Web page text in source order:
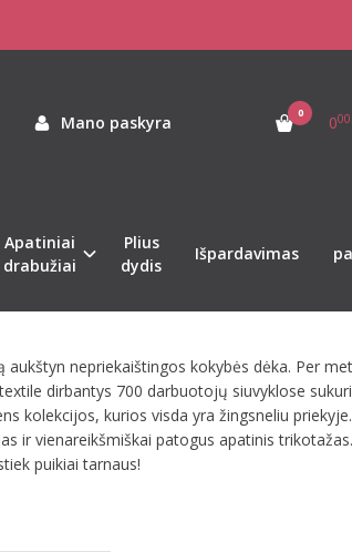
Mano paskyra 0 000
Apatiniai
drabužiai
Plius
dydis
Išpardavimas
nepriekaištingos kokybės dėka. Per
dirbantys 700 darbuotojų siuvyklose
kolekcijos, kurios visda yra žingsneliu
ir vienareikšmiškai patogus apatinis trikotažas.
puikiai tarnaus!